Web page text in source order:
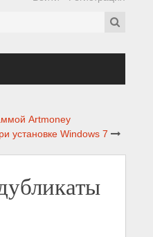
Artmoney
установке Windows 7